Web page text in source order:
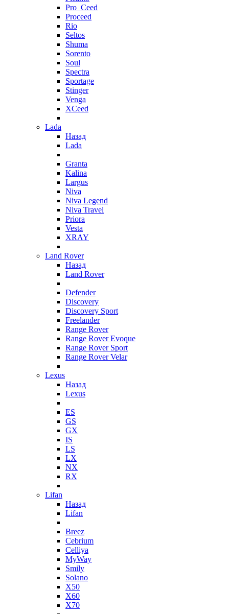
Pro_Ceed
Proceed
Rio
Seltos
Shuma
Sorento
Soul
Spectra
Sportage
Stinger
Venga
XCeed
Lada
Назад
Lada
Granta
Kalina
Largus
Niva
Niva Legend
Niva Travel
Priora
Vesta
XRAY
Land Rover
Назад
Land Rover
Defender
Discovery
Discovery Sport
Freelander
Range Rover
Range Rover Evoque
Range Rover Sport
Range Rover Velar
Lexus
Назад
Lexus
ES
GS
GX
IS
LS
LX
NX
RX
Lifan
Назад
Lifan
Breez
Cebrium
Celliya
MyWay
Smily
Solano
X50
X60
X70